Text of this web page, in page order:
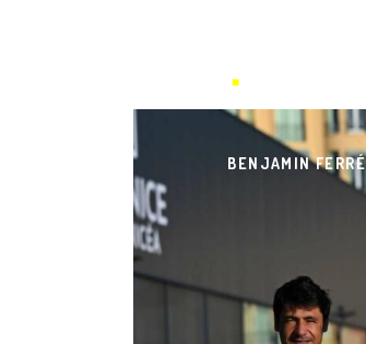
BENJAMIN FERRÉ